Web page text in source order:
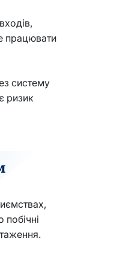
працювати
систему
ризик